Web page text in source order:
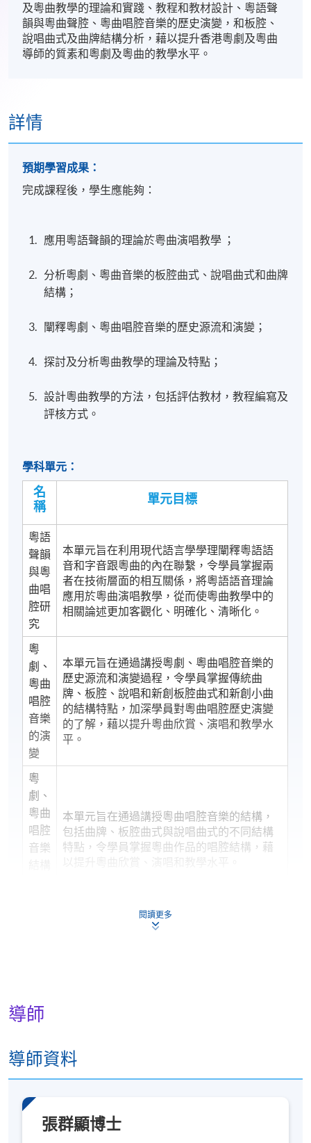
及粵曲教學的理論和實踐、教程和教材設計、粵語聲
韻與粵曲聲腔、粵曲唱腔音樂的歷史演變，和板腔、
說唱曲式及曲牌結構分析，藉以提升香港粵劇及粵曲
導師的質素和粵劇及粵曲的教學水平。
詳情
預期學習成果：
完成課程後，學生應能夠：
應用粵語聲韻的理論於粤曲演唱教學 ；
分析粵劇、粵曲音樂的板腔曲式、說唱曲式和曲牌
結構；
闡釋粵劇、粵曲唱腔音樂的歷史源流和演變；
探討及分析粵曲教學的理論及特點；
設計粵曲教學的方法，包括評估教材，教程編寫及
評核方式。
學科單元：
名
稱
單元目標
粵語
聲韻
與粵
曲唱
腔研
究
本單元旨在利用現代語言學學理闡釋粵語語
音和字音跟粵曲的內在聯繫，令學員掌握兩
者在技術層面的相互關係，將粵語語音理論
應用於粵曲演唱教學，從而使粵曲教學中的
相關論述更加客觀化、明確化、清晰化。
粵
劇、
粵曲
唱腔
音樂
的演
變
本單元旨在通過講授粵劇、粵曲唱腔音樂的
歷史源流和演變過程，令學員掌握傳統曲
牌、板腔、說唱和新創板腔曲式和新創小曲
的結構特點，加深學員對粵曲唱腔歷史演變
的了解，藉以提升粵曲欣賞、演唱和教學水
平。
粵
劇、
粵曲
唱腔
音樂
本單元旨在通過講授粵曲唱腔音樂的結構，
包括曲牌、板腔曲式與說唱曲式的不同結構
特點，令學員掌握粵曲作品的唱腔結構，藉
踐
演唱
技巧
學
本單元旨在讓學員在掌握粵曲教學的主要理
論和實踐方法的基礎下，如何具體應用在教
閱讀更多
導師
導師資料
張群顯博士